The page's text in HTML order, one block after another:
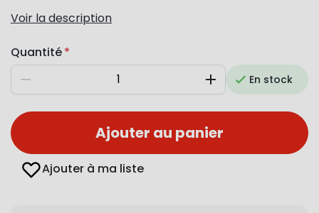
Voir la description
Quantité
Diminuer AugmenterEn stock
Ajouter au panier
Ajouter à ma liste